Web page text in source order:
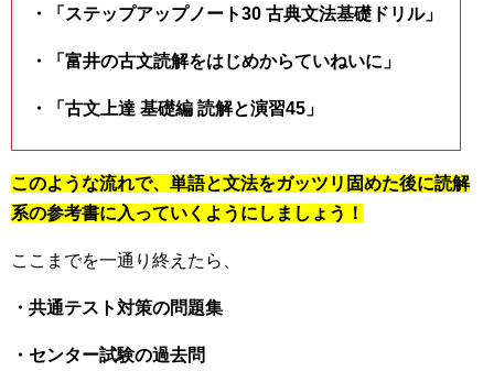
・「ステップアップノート30 古典文法基礎ドリル」
・「富井の古文読解をはじめからていねいに」
・「古文上達 基礎編 読解と演習45」
このような流れで、単語と文法をガッツリ固めた後に読解
系の参考書に入っていくようにしましょう！
ここまでを一通り終えたら、
・共通テスト対策の問題集
・センター試験の過去問